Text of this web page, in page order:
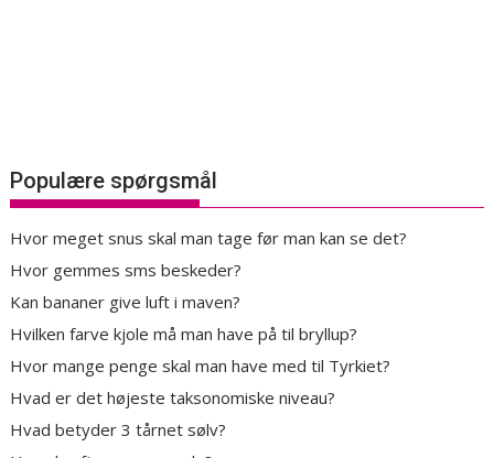
Populære spørgsmål
Hvor meget snus skal man tage før man kan se det?
Hvor gemmes sms beskeder?
Kan bananer give luft i maven?
Hvilken farve kjole må man have på til bryllup?
Hvor mange penge skal man have med til Tyrkiet?
Hvad er det højeste taksonomiske niveau?
Hvad betyder 3 tårnet sølv?